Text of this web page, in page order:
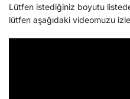
Lütfen istediğiniz boyutu
lütfen aşağıdaki videomuzu